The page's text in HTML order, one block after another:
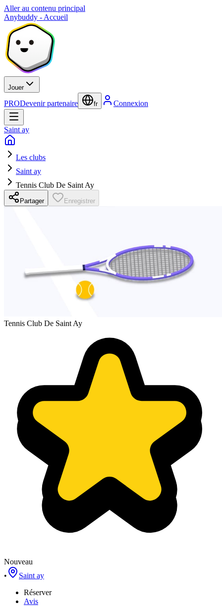
Aller au contenu principal
Anybuddy - Accueil
Jouer
PRODevenir partenaire fr Connexion
Saint ay
Les clubs
Saint ay
Tennis Club De Saint Ay
Partager Enregistrer
Tennis Club De Saint Ay
Nouveau
•
Saint ay
Réserver
Avis